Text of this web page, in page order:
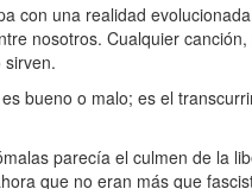
con una realidad
nosotros. Cualquier
bueno o malo; es el
parecía el culmen de la
que no eran más que